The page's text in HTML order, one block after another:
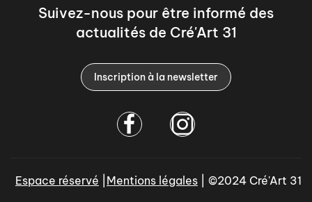
Suivez-nous pour être informé des
actualités de Cré'Art 31
Inscription à la newsletter
Espace réservé Mentions légales | ©2024 Cré'Art 31